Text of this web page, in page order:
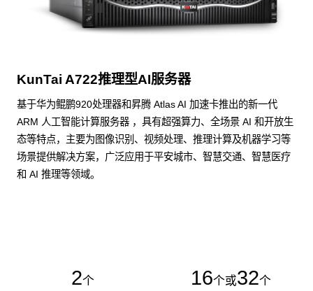
KunTai A722推理型AI服务器
基于华为鲲鹏920处理器和昇腾 Atlas AI 加速卡推出的新一代
ARM 人工智能计算服务器 ，具有超强算力、全场景 AI 和开放生
态等特点，主要为图像识别、视频处理、推理计算及机器学习等
场景提供解决方案，广泛应用于平安城市、智慧交通、智慧医疗
和 AI 推理等领域。
2个 16个或32个